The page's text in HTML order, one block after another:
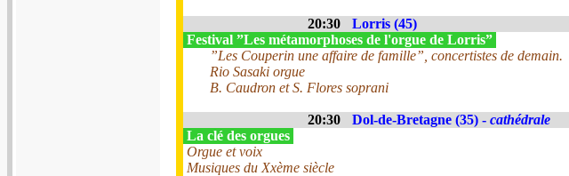
20:30
Lorris (45)
Festival ”Les métamorphoses de l'orgue de Lorris”
”Les Couperin une affaire de famille”, concertistes de demain.
Rio Sasaki orgue
B. Caudron et S. Flores soprani
20:30 Dol-de-Bretagne (35) - cathédrale
La clé des orgues
Orgue et voix
Musiques du Xxème siècle